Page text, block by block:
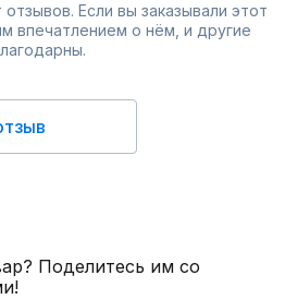
Если вы заказывали этот
впечатлением о нём, и другие
Поделитесь им со